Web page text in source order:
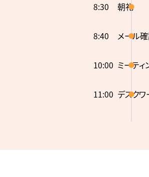
8:30 朝礼
8:40 メール
10:00 ミーティ
11:00 デスクワ